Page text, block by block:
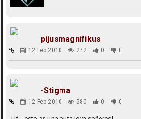
pijusmagnifikus
12 Feb 2010 272 0 0
-Stigma
12 Feb 2010 580 0 0